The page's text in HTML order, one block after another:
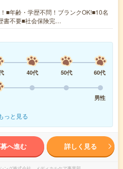
■年齢・学歴不問！ブランクOK!■10名
書不要■社会保険完…
40代 50代
60代
男性
っと見る
へ進む 詳しく見る